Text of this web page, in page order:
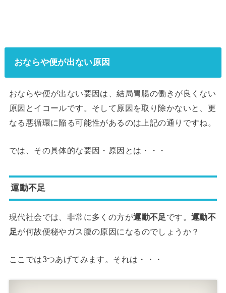
おならや便が出ない原因
おならや便が出ない要因は、結局胃腸の働きが良くない
原因とイコールです。そして原因を取り除かないと、更
なる悪循環に陥る可能性があるのは上記の通りですね。
では、その具体的な要因・原因とは・・・
運動不足
現代社会では、非常に多くの方が運動不足 です。 運動不
足が何故便秘やガス腹の原因になるのでしょうか？
ここでは3つあげてみます。それは・・・